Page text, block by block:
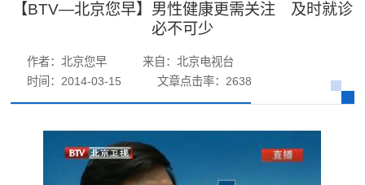
【BTV—北京您早】男性健康更需关注 及时就诊
必不可少
作者：北京您早
来自：北京电视台
时间：2014-03-15
文章点击率： 2638